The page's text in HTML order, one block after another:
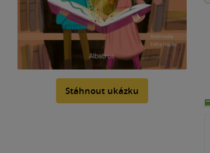
Stáhnout ukázku